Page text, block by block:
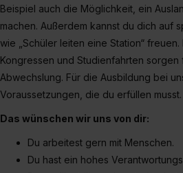
erforderliche personenbezogene
Dienste, ggfs. mit Sitz in den
Einzelfall bei dem jeweiligen Inhalt
bestimmte Verwendungszwecke
Auswahl über die Checkboxen
erlauben“. Die Einwilligung zur
der Kategorien „Präferenzen“,
zur Übermittlung deiner Daten in
S. 1 lit. a) DS-GVO). Die USA
Beispiel auch die Möglichkeit, ein
machen. Außerdem kannst du dich auf
wie „Schüler leiten eine Station“
Kongressen und Studienfahrten sorgen
Abwechslung. Für die Ausbildung bei
Voraussetzungen, die du erfüllen musst.
Das wünschen wir uns von dir:
Du arbeitest gern mit Menschen.
Du hast ein hohes